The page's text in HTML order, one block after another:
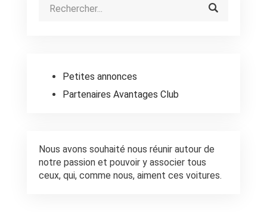
Petites annonces
Partenaires Avantages Club
Nous avons souhaité nous réunir autour de
notre passion et pouvoir y associer tous
ceux, qui, comme nous, aiment ces voitures.